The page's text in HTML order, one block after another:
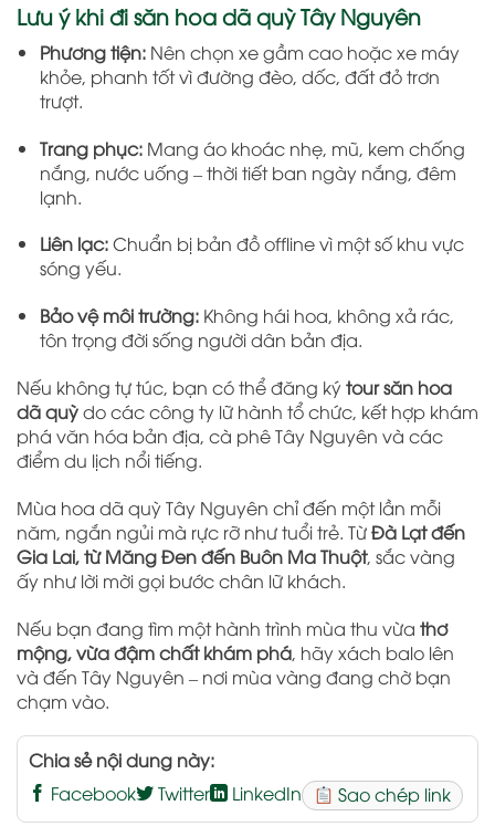
Lưu ý khi đi săn hoa dã quỳ Tây Nguyên
Phương tiện:Nên chọn xe gầm cao hoặc xe máy
khỏe, phanh tốt vì đường đèo, dốc, đất đỏ trơn
trượt.
Trang phục:Mang áo khoác nhẹ, mũ, kem chống
nắng, nước uống – thời tiết ban ngày nắng, đêm
lạnh.
Liên lạc:Chuẩn bị bản đồ offline vì một số khu vực
sóng yếu.
Bảo vệ môi trường:Không hái hoa, không xả rác,
tôn trọng đời sống người dân bản địa.
Nếu không tự túc, bạn có thể đăng kýtour săn hoa
dã quỳdo các công ty lữ hành tổ chức, kết hợp khám
phá văn hóa bản địa, cà phê Tây Nguyên và các
điểm du lịch nổi tiếng.
Mùa hoa dã quỳ Tây Nguyên chỉ đến một lần mỗi
năm, ngắn ngủi mà rực rỡ như tuổi trẻ. TừĐà Lạt đến
Gia Lai, từ Măng Đen đến Buôn Ma Thuột, sắc vàng
ấy như lời mời gọi bước chân lữ khách.
Nếu bạn đang tìm một hành trình mùa thu vừa thơ
mộng, vừa đậm chất khám phá, hãy xách balo lên
và đến Tây Nguyên – nơi mùa vàng đang chờ bạn
chạm vào.
Chia sẻ nội dung này:
Facebook
Twitter LinkedIn Sao chép link